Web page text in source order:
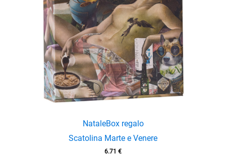
NataleBox regalo
Scatolina Marte e Venere
6.71 €